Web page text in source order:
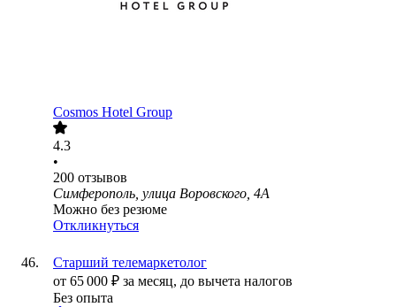
Cosmos Hotel Group
4.3
•
200 отзывов
Симферополь, улица Воровского, 4А
Можно без резюме
Откликнуться
Старший телемаркетолог
от 65 000 ₽ за месяц, до вычета налогов
Без опыта